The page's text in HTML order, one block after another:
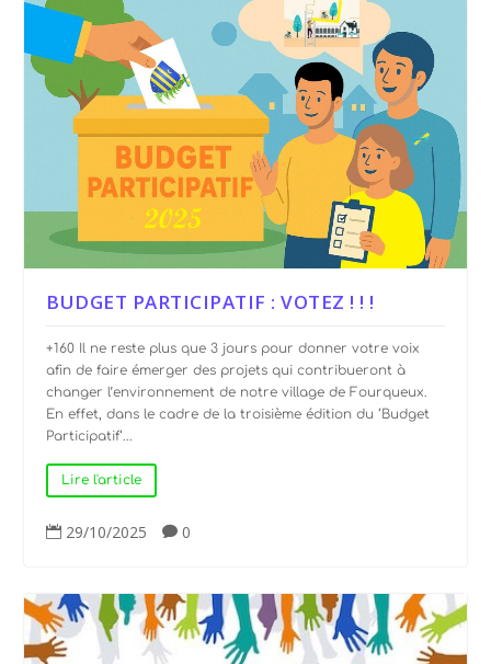
BUDGET PARTICIPATIF : VOTEZ ! ! !
+160 Il ne reste plus que 3 jours pour donner votre voix
afin de faire émerger des projets qui contribueront à
changer l’environnement de notre village de Fourqueux.
En effet, dans le cadre de la troisième édition du ‘Budget
Participatif‘...
Lire l'article
 29/10/2025  0